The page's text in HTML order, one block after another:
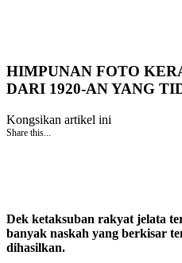
HIMPUNAN FOTO
DARI 1920-AN YANG
Kongsikan artikel ini
Share this...
Dek ketaksuban rakyat jelata
banyak naskah yang berkisar
dihasilkan.